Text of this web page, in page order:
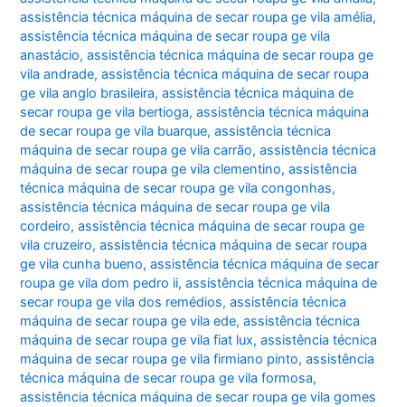
assistência técnica máquina de secar roupa ge vila amélia,
assistência técnica máquina de secar roupa ge vila
anastácio,assistência técnica máquina de secar roupa ge
vila andrade,assistência técnica máquina de secar roupa
ge vila anglo brasileira,assistência técnica máquina de
secar roupa ge vila bertioga,assistência técnica máquina
de secar roupa ge vila buarque,assistência técnica
máquina de secar roupa ge vila carrão,assistência técnica
máquina de secar roupa ge vila clementino,assistência
técnica máquina de secar roupa ge vila congonhas,
assistência técnica máquina de secar roupa ge vila
cordeiro,assistência técnica máquina de secar roupa ge
vila cruzeiro,assistência técnica máquina de secar roupa
ge vila cunha bueno,assistência técnica máquina de secar
roupa ge vila dom pedro ii,assistência técnica máquina de
secar roupa ge vila dos remédios,assistência técnica
máquina de secar roupa ge vila ede,assistência técnica
máquina de secar roupa ge vila fiat lux,assistência técnica
máquina de secar roupa ge vila firmiano pinto,assistência
técnica máquina de secar roupa ge vila formosa,
assistência técnica máquina de secar roupa ge vila gomes